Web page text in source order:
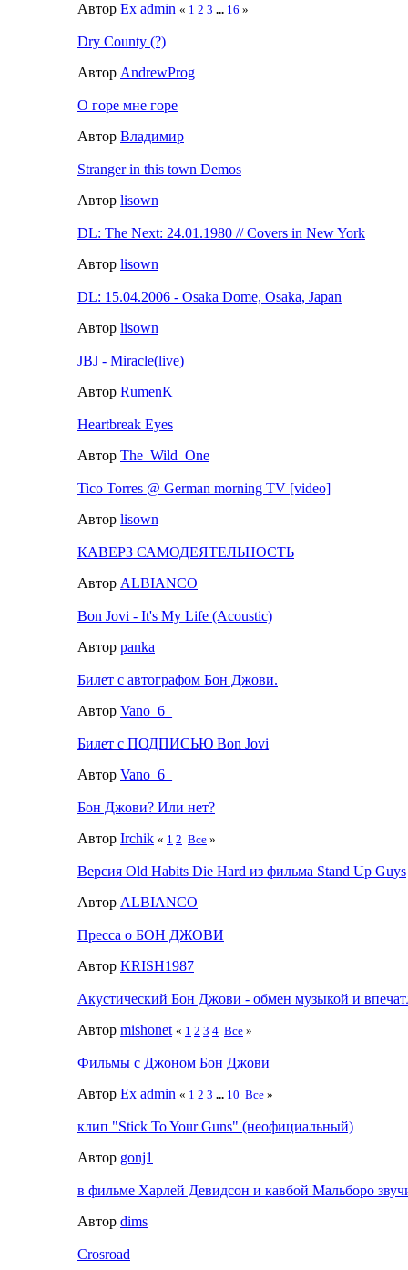
Автор Ex admin « 1 2 3 ... 16 »
Dry County (?)
Автор AndrewProg
О горе мне горе
Автор Владимир
Stranger in this town Demos
Автор lisown
DL: The Next: 24.01.1980 // Covers in New York
Автор lisown
DL: 15.04.2006 - Osaka Dome, Osaka, Japan
Автор lisown
JBJ - Miracle(live)
Автор RumenK
Heartbreak Eyes
Автор The_Wild_One
Tico Torres @ German morning TV [video]
Автор lisown
КАВЕРЗ САМОДЕЯТЕЛЬНОСТЬ
Автор ALBIANCO
Bon Jovi - It's My Life (Acoustic)
Автор panka
Билет с автографом Бон Джови.
Автор Vano_6_
Билет с ПОДПИСЬЮ Bon Jovi
Автор Vano_6_
Бон Джови? Или нет?
Автор Irchik « 1 2 Все »
Версия Old Habits Die Hard из фильма Stand Up Guys
Автор ALBIANCO
Пресса о БОН ДЖОВИ
Автор KRISH1987
Акустический Бон Джови - обмен музыкой и
Автор mishonet « 1 2 3 4 Все »
Фильмы с Джоном Бон Джови
Автор Ex admin « 1 2 3 ... 10 Все »
клип "Stick To Your Guns" (неофициальный)
Автор gonj1
в фильме Харлей Девидсон и кавбой Мальборо
Автор dims
Crosroad